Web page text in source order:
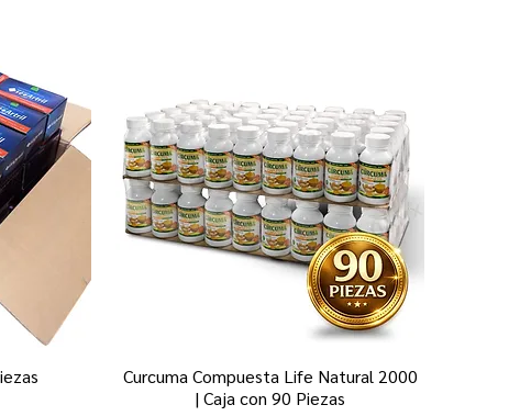
Vista rápida
Curcuma Compuesta Life Natural 2000
| Caja con 90 Piezas